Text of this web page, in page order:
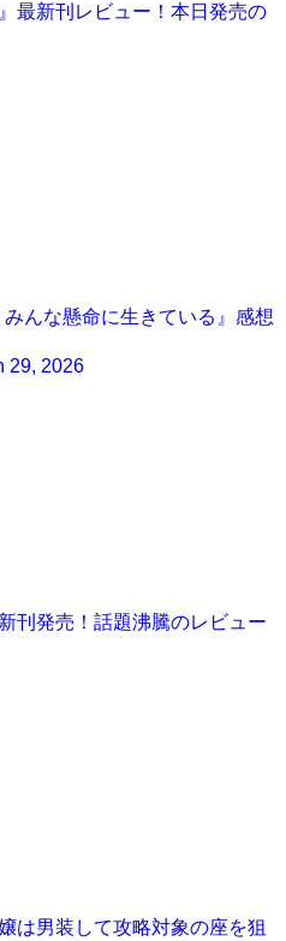
最新刊レビュー！本日発売の
みんな懸命に生きている』感想
29, 2026
刊発売！話題沸騰のレビュー
は男装して攻略対象の座を狙